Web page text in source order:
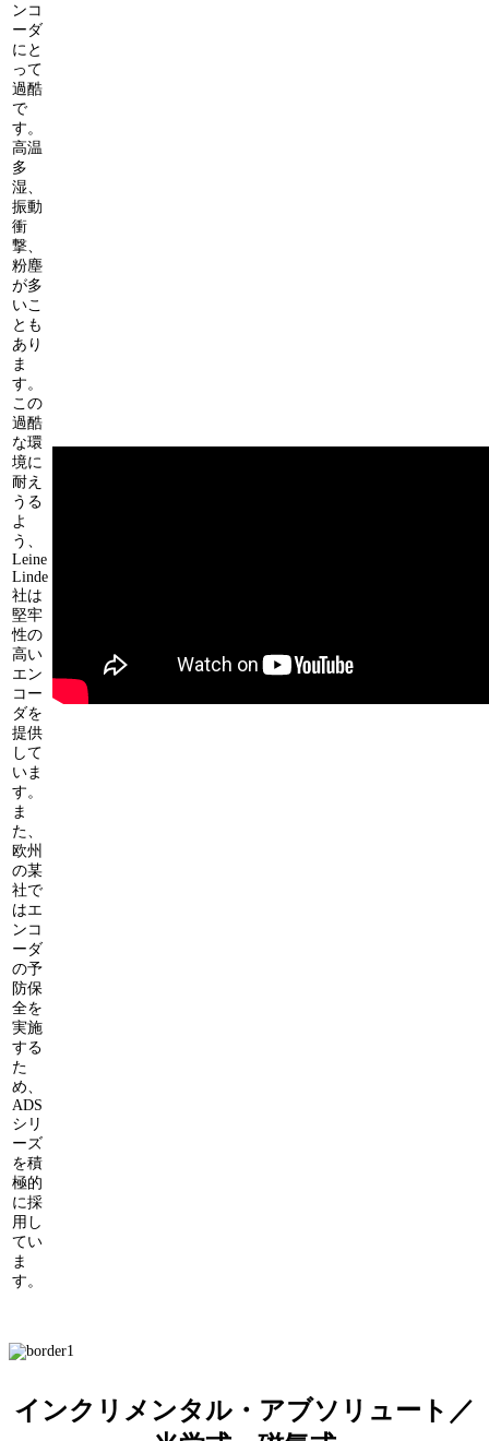
ンコ
ーダ
にと
って
過酷
で
す。
高温
多
湿、
振動
衝
撃、
粉塵
が多
いこ
とも
あり
ま
す。
この
過酷
な環
境に
耐え
うる
よ
う、
Leine
Linde
社は
堅牢
性の
高い
エン
コー
ダを
提供
して
いま
す。
ま
た、
欧州
の某
社で
はエ
ンコ
ーダ
の予
防保
全を
実施
する
た
め、
ADS
シリ
ーズ
を積
極的
に採
用し
てい
ま
す。
インクリメンタル・アブソリュート／